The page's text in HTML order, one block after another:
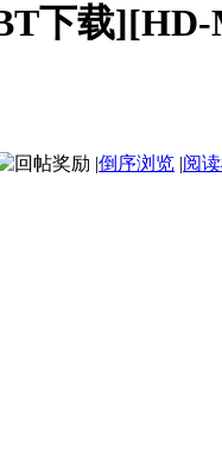
下载
|倒序浏览 |阅